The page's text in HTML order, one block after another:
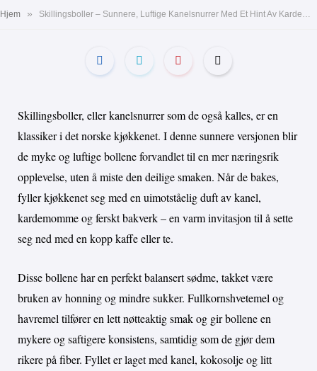
Hjem »
Skillingsboller, eller kanelsnurrer som de også kalles, er en
klassiker i det norske kjøkkenet. I denne sunnere versjonen blir
de myke og luftige bollene forvandlet til en mer næringsrik
opplevelse, uten å miste den deilige smaken. Når de bakes,
fyller kjøkkenet seg med en uimotståelig duft av kanel,
kardemomme og ferskt bakverk – en varm invitasjon til å sette
seg ned med en kopp kaffe eller te.
Disse bollene har en perfekt balansert sødme, takket være
bruken av honning og mindre sukker. Fullkornshvetemel og
havremel tilfører en lett nøtteaktig smak og gir bollene en
mykere og saftigere konsistens, samtidig som de gjør dem
rikere på fiber. Fyllet er laget med kanel, kokosolje og litt